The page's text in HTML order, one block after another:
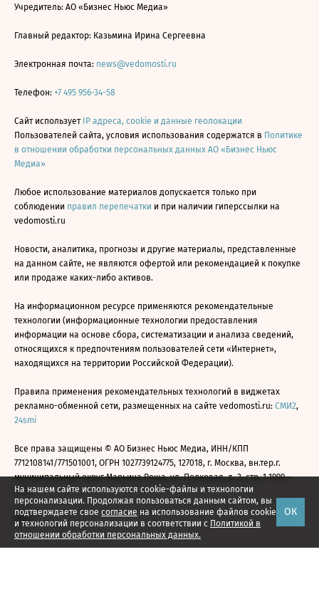
На нашем сайте используются cookie-файлы и технологии
персонализации. Продолжая пользоваться данным сайтом, вы
подтверждаете свое согласие на использование файлов cookie
и технологий персонализации в соответствии с Политикой в
отношении обработки персональных данных.
ОК
Учредитель: АО «Бизнес Ньюс Медиа»
Главный редактор: Казьмина Ирина Сергеевна
Электронная почта: news@vedomosti.ru
Телефон: +7 495 956-34-58
Сайт использует IP адреса, cookie и данные геолокации
Пользователей сайта, условия использования содержатся в Политике
в отношении обработки персональных данных АО «Бизнес Ньюс
Медиа»
Любое использование материалов допускается только при
соблюдении правил перепечатки и при наличии гиперссылки на
vedomosti.ru
Новости, аналитика, прогнозы и другие материалы, представленные
на данном сайте, не являются офертой или рекомендацией к покупке
или продаже каких-либо активов.
На информационном ресурсе применяются рекомендательные
технологии (информационные технологии предоставления
информации на основе сбора, систематизации и анализа сведений,
относящихся к предпочтениям пользователей сети «Интернет»,
находящихся на территории Российской Федерации).
Правила применения рекомендательных технологий в виджетах
рекламно-обменной сети, размещенных на сайте vedomosti.ru: СМИ2,
24smi
Все права защищены © АО Бизнес Ньюс Медиа, ИНН/КПП
7712108141/771501001, ОГРН 1027739124775, 127018, г. Москва, вн.тер.г.
муниципальный округ Марьина Роща, ул. Полковая, д. 3, стр. 1 1999—
2026